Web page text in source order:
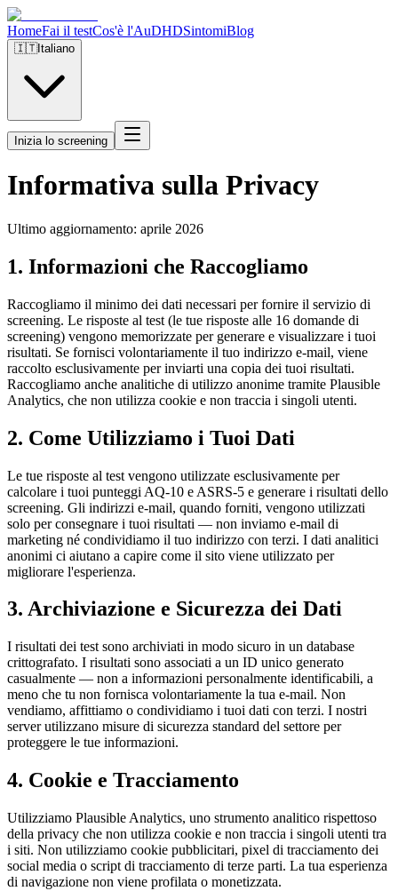
HomeFai il testCos'è l'AuDHDSintomiBlog
🇮🇹Italiano
Inizia lo screening
Informativa sulla Privacy
Ultimo aggiornamento: aprile 2026
1. Informazioni che Raccogliamo
Raccogliamo il minimo dei dati necessari per fornire il servizio di
screening. Le risposte al test (le tue risposte alle 16 domande di
screening) vengono memorizzate per generare e visualizzare i tuoi
risultati. Se fornisci volontariamente il tuo indirizzo e-mail, viene
raccolto esclusivamente per inviarti una copia dei tuoi risultati.
Raccogliamo anche analitiche di utilizzo anonime tramite Plausible
Analytics, che non utilizza cookie e non traccia i singoli utenti.
2. Come Utilizziamo i Tuoi Dati
Le tue risposte al test vengono utilizzate esclusivamente per
calcolare i tuoi punteggi AQ-10 e ASRS-5 e generare i risultati dello
screening. Gli indirizzi e-mail, quando forniti, vengono utilizzati
solo per consegnare i tuoi risultati — non inviamo e-mail di
marketing né condividiamo il tuo indirizzo con terzi. I dati analitici
anonimi ci aiutano a capire come il sito viene utilizzato per
migliorare l'esperienza.
3. Archiviazione e Sicurezza dei Dati
I risultati dei test sono archiviati in modo sicuro in un database
crittografato. I risultati sono associati a un ID unico generato
casualmente — non a informazioni personalmente identificabili, a
meno che tu non fornisca volontariamente la tua e-mail. Non
vendiamo, affittiamo o condividiamo i tuoi dati con terzi. I nostri
server utilizzano misure di sicurezza standard del settore per
proteggere le tue informazioni.
4. Cookie e Tracciamento
Utilizziamo Plausible Analytics, uno strumento analitico rispettoso
della privacy che non utilizza cookie e non traccia i singoli utenti tra
i siti. Non utilizziamo cookie pubblicitari, pixel di tracciamento dei
social media o script di tracciamento di terze parti. La tua esperienza
di navigazione non viene profilata o monetizzata.